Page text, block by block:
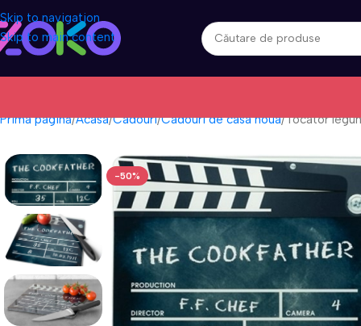
Skip to navigation
Skip to main content
Prima pagină Acasa Cadouri Cadouri de casa noua Tocator
-50%